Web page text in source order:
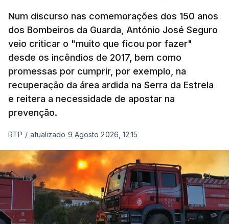
Num discurso nas comemorações dos 150 anos
dos Bombeiros da Guarda, António José Seguro
veio criticar o "muito que ficou por fazer"
desde os incêndios de 2017, bem como
promessas por cumprir, por exemplo, na
recuperação da área ardida na Serra da Estrela
e reitera a necessidade de apostar na
prevenção.
RTP / atualizado 9 Agosto 2026, 12:15